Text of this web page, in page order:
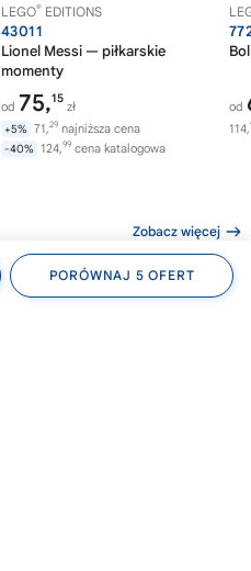
PORÓWNAJ 5 OFERT
LEGO® EDITIONS
43011
Lionel Messi — piłkarskie
momenty
od 75,15
zł
+5% 71,29 najniższa cena
-40% 124,99 cena katalogowa
od
114,
Zobacz więcej